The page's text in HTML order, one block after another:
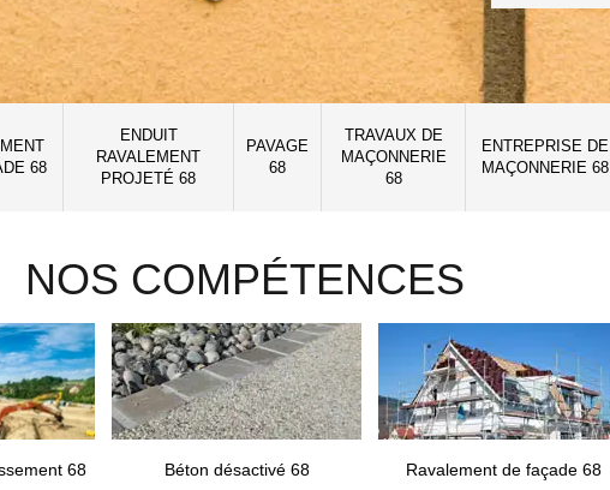
68
ENDUIT
RAVALEMENT
PROJETÉ 68
PAVAGE
68
TRAVAUX DE
MAÇONNERIE
68
ENTREPRISE DE
MAÇONNERIE 68
NOS COMPÉTENCES
68 Béton désactivé 68 Ravalement de façade 68